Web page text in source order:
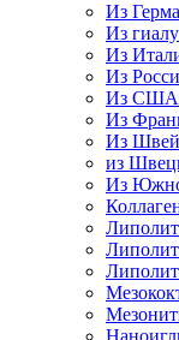
Из
Из
Из
Из
Из США
Из
Из
из
Из